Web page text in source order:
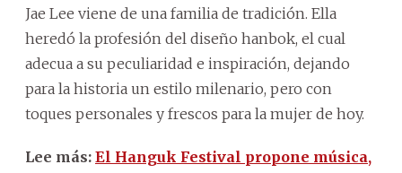
Jae Lee viene de una familia de tradición. Ella
heredó la profesión del diseño hanbok, el cual
adecua a su peculiaridad e inspiración, dejando
para la historia un estilo milenario, pero con
toques personales y frescos para la mujer de hoy.
Lee más: El Hanguk Festival propone música,